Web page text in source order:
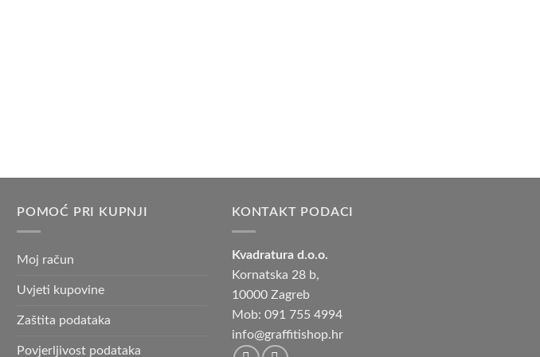
POMOĆ PRI KUPNJI
Moj račun
Uvjeti kupovine
Zaštita podataka
Povjerljivost podataka
KONTAKT PODACI
Kvadratura d.o.o.
Kornatska 28 b,
10000 Zagreb
Mob: 091 755 4994
info@graffitishop.hr